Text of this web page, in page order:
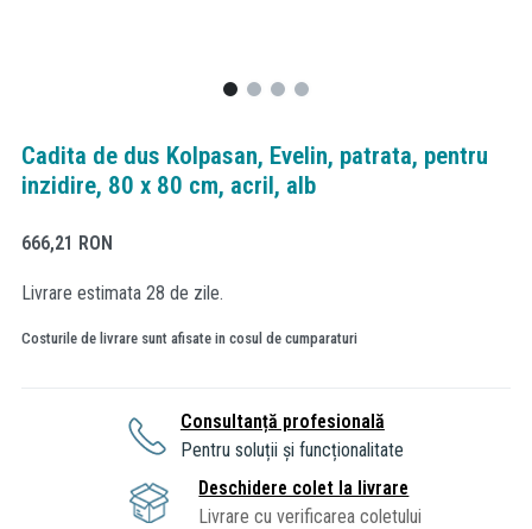
Cadita de dus Kolpasan, Evelin, patrata, pentru
inzidire, 80 x 80 cm, acril, alb
666,21 RON
Livrare estimata 28 de zile.
Costurile de livrare sunt afisate in cosul de cumparaturi
Consultanță profesională
Pentru soluții și funcționalitate
Deschidere colet la livrare
Livrare cu verificarea coletului